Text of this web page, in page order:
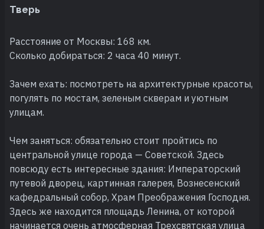
Тверь
Расстояние от Москвы: 168 км.
Сколько добираться: 2 часа 40 минут.
Зачем ехать: посмотреть на архитектурные красоты,
погулять по мостам, зеленым скверам и уютным
улицам.
Чем заняться: обязательно стоит пройтись по
центральной улице города — Советской. Здесь
повсюду есть интересные здания: Императорский
путевой дворец, картинная галерея, Вознесенский
кафедральный собор, Храм Преображения Господня.
Здесь же находится площадь Ленина, от которой
начинается очень атмосферная Трехсвятская улица